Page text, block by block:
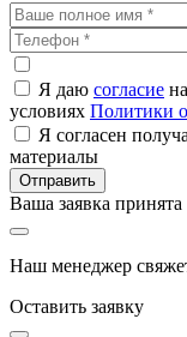
Я даю согласие
условиях Политики
Я согласен
материалы
Отправить
Ваша заявка принята
Наш менеджер
Оставить заявку